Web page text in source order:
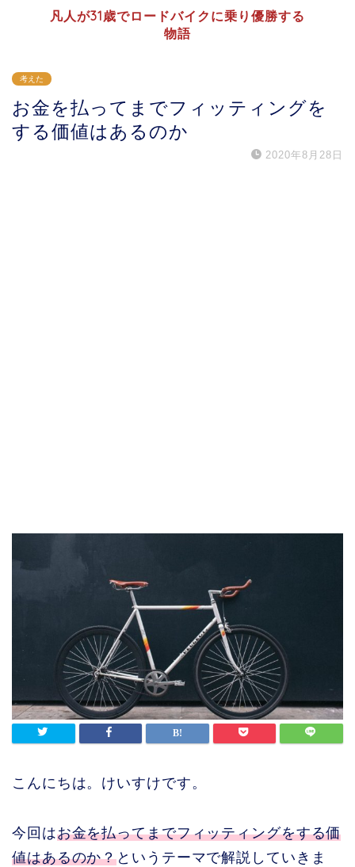
凡人が31歳でロードバイクに乗り優勝する
物語
考えた
お金を払ってまでフィッティングを
する価値はあるのか
2020年8月28日
こんにちは。けいすけです。
今回はお金を払ってまでフィッティングをする価
値はあるのか？というテーマで解説していきま